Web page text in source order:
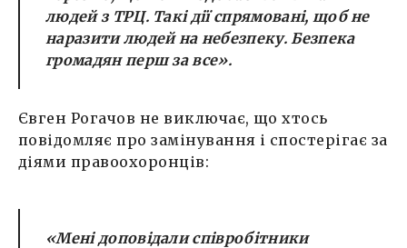
людей з ТРЦ. Такі дії спрямовані, щоб не
наразити людей на небезпеку. Безпека
громадян перш за все».
Євген Рогачов не виключає, що хтось
повідомляє про замінування і спостерігає за
діями правоохоронців:
«Мені доповідали співробітники